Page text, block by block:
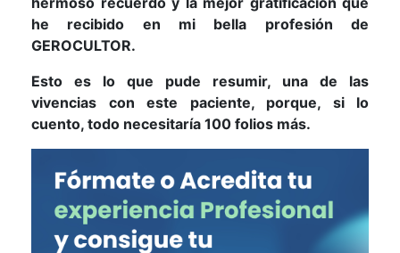
he recibido en mi bella profesión de
GEROCULTOR.
Esto es lo que pude resumir, una de las
vivencias con este paciente, porque, si lo
cuento, todo necesitaría 100 folios más.